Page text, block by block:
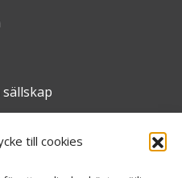
till cookies
inom äldre- och